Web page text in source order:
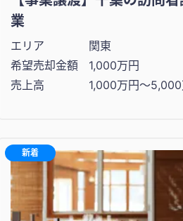
業
エリア
関東
希望売却金額
1,000万円
売上高
1,000万円〜
新着